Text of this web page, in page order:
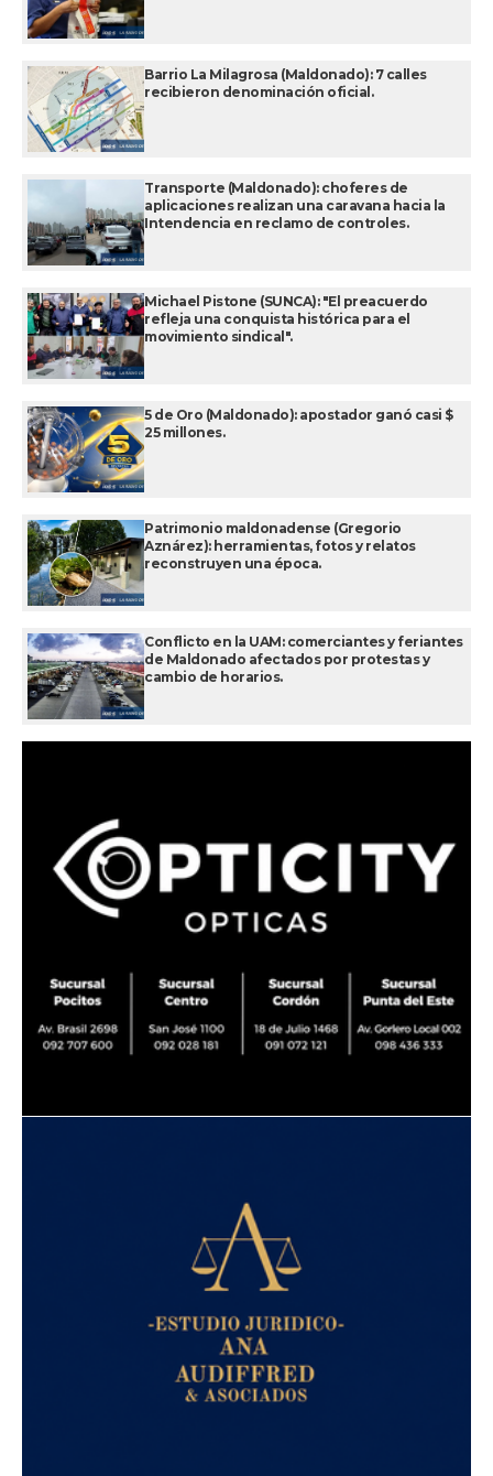
Barrio La Milagrosa (Maldonado): 7 calles
recibieron denominación oficial.
Transporte (Maldonado): choferes de
aplicaciones realizan una caravana hacia la
Intendencia en reclamo de controles.
Michael Pistone (SUNCA): "El preacuerdo
refleja una conquista histórica para el
movimiento sindical".
5 de Oro (Maldonado): apostador ganó casi $
25 millones.
Patrimonio maldonadense (Gregorio
Aznárez): herramientas, fotos y relatos
reconstruyen una época.
Conflicto en la UAM: comerciantes y feriantes
de Maldonado afectados por protestas y
cambio de horarios.